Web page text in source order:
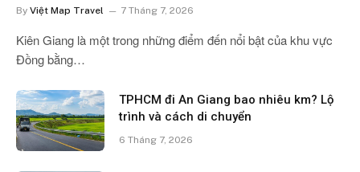
By Việt Map Travel 7 Tháng 7, 2026
Kiên Giang là một trong những điểm đến nổi bật của khu vực
Đồng bằng…
TPHCM đi An Giang bao nhiêu km? Lộ
trình và cách di chuyển
6 Tháng 7, 2026